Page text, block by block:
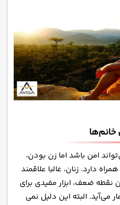
خانم‌ها
امن باشد اما زن بودن،
دارد. زنان، غالبا علاقمند
ضعف، ابزار مفیدی برای
می‌آید. البته این دلیل نمی